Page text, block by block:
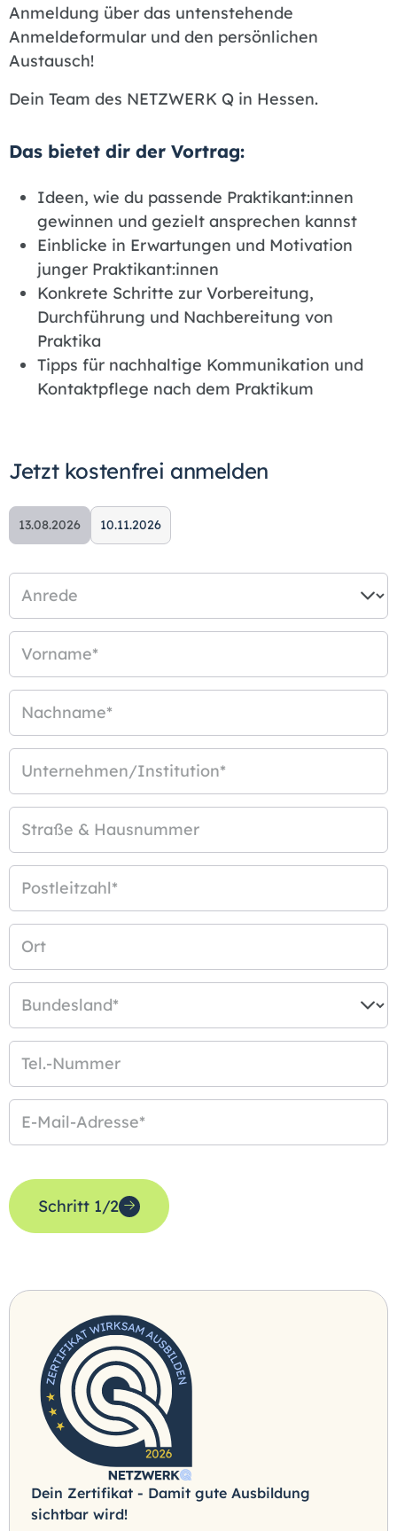
Anmeldung über das untenstehende
Anmeldeformular und den persönlichen
Austausch!
Dein Team des NETZWERK Q in Hessen.
Das bietet dir der Vortrag:
Ideen, wie du passende Praktikant:innen
gewinnen und gezielt ansprechen kannst
Einblicke in Erwartungen und Motivation
junger Praktikant:innen
Konkrete Schritte zur Vorbereitung,
Durchführung und Nachbereitung von
Praktika
Tipps für nachhaltige Kommunikation und
Kontaktpflege nach dem Praktikum
Jetzt kostenfrei anmelden
13.08.2026 10.11.2026
Anrede
Vorname*
Nachname*
Unternehmen/Institution*
Straße & Hausnummer
Postleitzahl*
Ort
Bundesland*
Tel.-Nummer
E-Mail-Adresse*
Schritt 1/2
Dein Zertifikat - Damit gute Ausbildung
sichtbar wird!